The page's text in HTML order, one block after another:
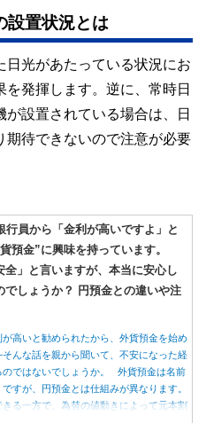
設置状況とは
日光があたっている状況にお
発揮します。逆に、常時日
設置されている場合は、日
期待できないので注意が必要
行員から「金利が高いですよ」と
預金”に興味を持っています。
全」と言いますが、本当に安心し
でしょうか？ 円預金との違いや注
が高いと勧められたから、外貨預金を始め
んな話を親から聞いて、不安になった経
のではないでしょうか。 外貨預金は名前
すが、円預金とは仕組みが異なります。
る一方で、為替の値動きによって元本割